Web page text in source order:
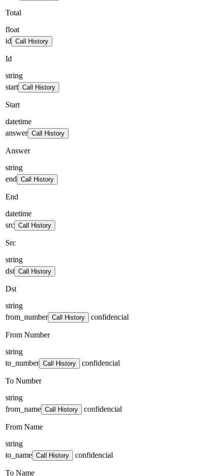
Total
float
id Call History
Id
string
start Call History
Start
datetime
answer Call History
Answer
string
end Call History
End
datetime
src Call History
Src
string
dst Call History
Dst
string
from_number Call History confidencial
From Number
string
to_number Call History confidencial
To Number
string
from_name Call History confidencial
From Name
string
to_name Call History confidencial
To Name